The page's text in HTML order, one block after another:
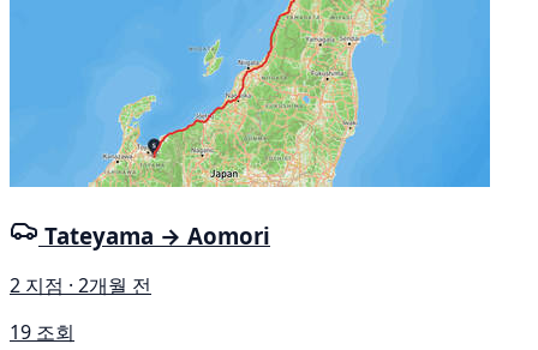
Tateyama → Aomori
2 지점 · 2개월 전
19 조회